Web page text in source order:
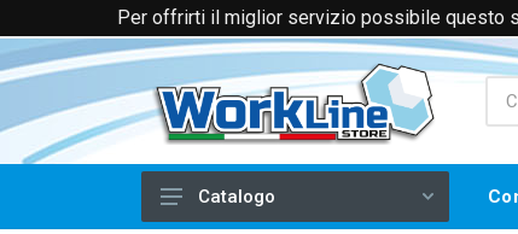
Per offrirti il miglior servizio possibile questo
+39 0174 088066 (Voce e WhatsApp)
Catalogo